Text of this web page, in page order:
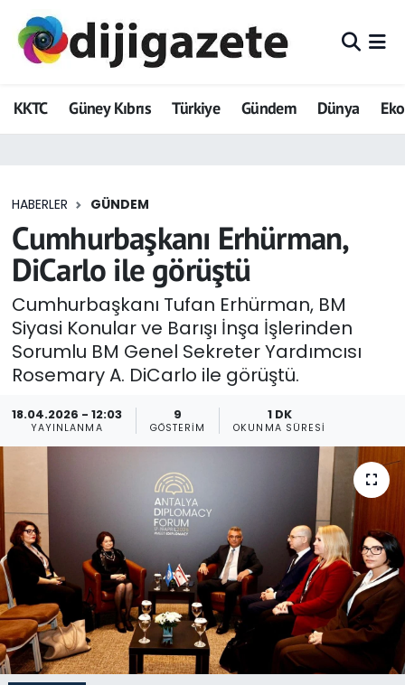
KKTC Güney Kıbrıs Türkiye Gündem Dünya
HABERLER GÜNDEM
Cumhurbaşkanı Erhürman,
DiCarlo ile görüştü
Cumhurbaşkanı Tufan Erhürman, BM
Siyasi Konular ve Barışı İnşa İşlerinden
Sorumlu BM Genel Sekreter Yardımcısı
Rosemary A. DiCarlo ile görüştü.
18.04.2026 - 12:03
YAYINLANMA
9
GÖSTERIM
1 DK
OKUNMA SÜRESI
ADVERTORIAL
Dijigazete
Eğitim
Ekonomi
Foto Galeri
GEZİ
Güncel
Gündem
KKTC YEREL SEÇİM 2018
Kültür Sanat
Magazin
Moda
Hava Durumu
Trafik Durumu
Tüm Manşetler
Son Dakika Haberleri
Haber Arşivi